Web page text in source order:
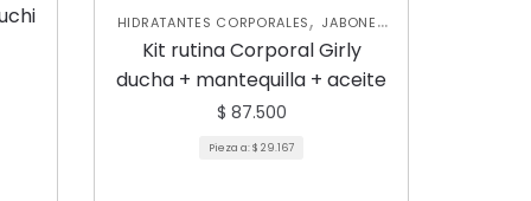
HIDRATANTES CORPORALES, JABONES
Y EXFOLIANTES ,NUEVA COLECCIÓN
SKIN CARE CORPORAL
Kit rutina Corporal Girly
ducha + mantequilla + aceite
$ 87.500
Pieza a:$ 29.167